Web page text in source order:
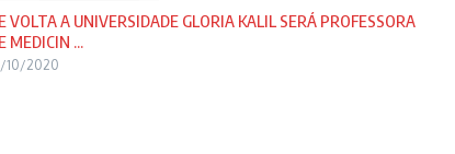
VOLTA A UNIVERSIDADE GLORIA KALIL SERÁ PROFESSORA
MEDICIN ...
10/2020